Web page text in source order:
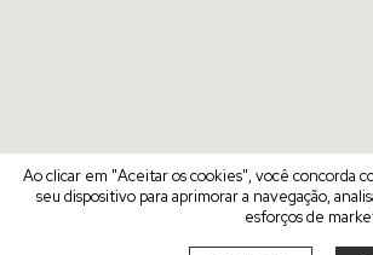
Ao clicar em "Aceitar os cookies", você concorda
seu dispositivo para aprimorar a navegação,
esforços de